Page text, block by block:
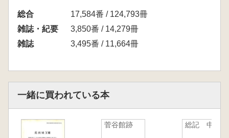
総合
17,584番 / 124,793冊
雑誌・紀要
3,850番 / 14,279冊
雑誌
3,495番 / 11,664冊
一緒に買われている本
菅谷館跡 総記 中